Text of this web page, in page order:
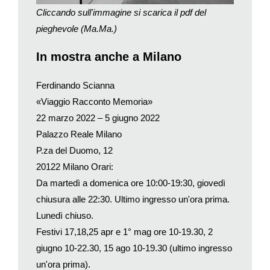
imparato il mestiere. È vero però che se io vado a guardare
quelle foto, capisco che tutti i semi di quello che io poi ho fatto,
sia nei temi sia nelle cadenze formali, erano già tutti lì.
Il caso! La storia. Gli incontri. Che cosa ha fatto sì che quel
Leonardo Sciascia) – davanti alle mie prime fotografie
provasse interesse o aberrazione, e che cosa gli ha permesso
di vedere in quella mostra, cose importanti che poi mi ha
riferito rivelando addirittura a me stesso quello che io stavo
facendo senza rendermene conto? A volte la passione induce
alla fortuna, agli incontri, e gli incontri sono la discriminante
incontri un maestro e qualche volta questo maestro diventa tuo
amico, e un amico maestro è quello che ha nelle sue mani il
tuo destino.
«Fotografo, uno che ammazza i vivi e resuscita i morti»
così le rispose suo padre quando gli confessò cosa
avrebbe fatto da grande.
Cliccando sull'immagine si scarica il pdf del
pieghevole (Ma.Ma.)
In mostra anche a Milano
Ferdinando Scianna
«Viaggio Racconto Memoria»
22 marzo 2022 – 5 giugno 2022
Palazzo Reale Milano
P.za del Duomo, 12
20122 Milano Orari:
Da martedì a domenica ore 10:00-19:30, giovedì
chiusura alle 22:30. Ultimo ingresso un'ora prima.
Lunedì chiuso.
Festivi 17,18,25 apr e 1° mag ore 10-19.30, 2
giugno 10-22.30, 15 ago 10-19.30 (ultimo ingresso
un'ora prima).